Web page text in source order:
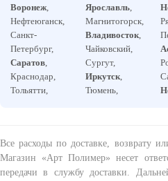
Воронеж,
Нефтеюганск,
Санкт-
Петербург,
Саратов,
Краснодар,
Тольятти,
Ярославль,
Магнитогорск,
Владивосток,
Чайковский,
Сургут,
Иркутск,
Тюмень,
Все расходы по доставке, возврату
Магазин «Арт Полимер» несет
передачи в службу доставки.